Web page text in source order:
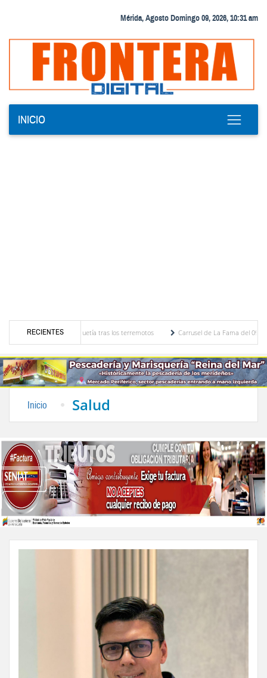
Mérida, Agosto Domingo 09, 2026, 10:31 am
INICIO
RECIENTES
Aeropuerto de Maiquetía tras los terremotos
Carrusel de La Fama del 09 de
Inicio Salud